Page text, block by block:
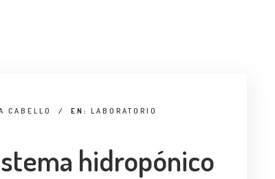
CABELLO / EN: LABORATORIO
hidropónico